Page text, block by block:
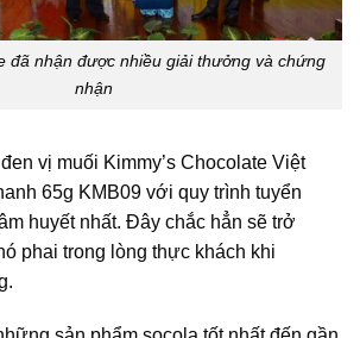
đã nhận được nhiều giải thưởng và chứng
nhận
vị muối Kimmy’s Chocolate Việt
65g KMB09 với quy trình tuyển
huyết nhất. Đây chắc hẳn sẽ trở
phai trong lòng thực khách khi